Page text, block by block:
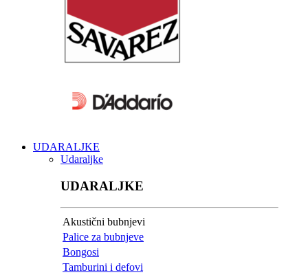
UDARALJKE
Udaraljke
UDARALJKE
Akustični bubnjevi
Palice za bubnjeve
Bongosi
Tamburini i defovi